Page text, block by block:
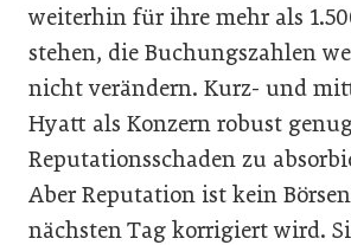
weiterhin für ihre mehr als
stehen, die Buchungszahlen
nicht verändern. Kurz- und
Hyatt als Konzern robust
Reputationsschaden zu
Aber Reputation ist kein
nächsten Tag korrigiert wird.